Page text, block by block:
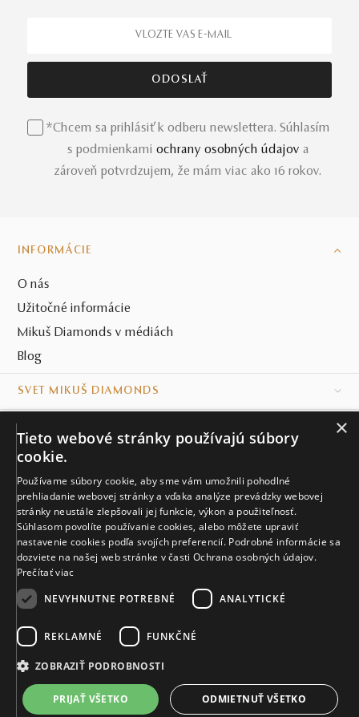
2 681 €
Vyrobíme a doručíme do 21 dní
VIAC INFO
*Chcem sa prihlásiť k odberu newslettera. Súhlasím
s podmienkami ochrany osobných údajov a
zároveň potvrdzujem, že mám viac ako 16 rokov.
INFORMÁCIE
O nás
Užitočné informácie
Mikuš Diamonds v médiách
Blog
SVET MIKUŠ DIAMONDS
KONTAKT
Naše klenotníctva
Sídlo spoločnosti
© MIKUŠ DIAMONDS, A.S. 2026. VŠETKY PRÁVA VYHRADENÉ.
×
Tieto webové stránky používajú súbory
cookie.
Používame súbory cookie, aby sme vám umožnili pohodlné
prehliadanie webovej stránky a vďaka analýze prevádzky webovej
stránky neustále zlepšovali jej funkcie, výkon a použiteľnosť.
Súhlasom povolíte používanie cookies, alebo môžete upraviť
nastavenie cookies podľa svojích preferencií. Podrobné informácie sa
dozviete na našej web stránke v časti Ochrana osobných údajov.
Prečítať viac
NEVYHNUTNE POTREBNÉ
ANALYTICKÉ
REKLAMNÉ FUNKČNÉ
ZOBRAZIŤ PODROBNOSTI
PRIJAŤ VŠETKO ODMIETNUŤ VŠETKO